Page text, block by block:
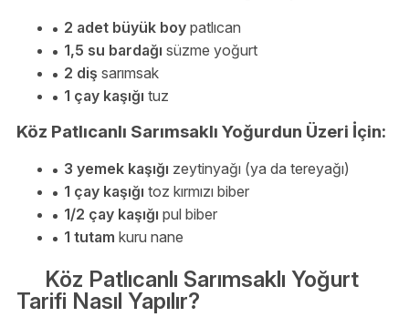
2 adet büyük boy patlıcan
1,5 su bardağı süzme yoğurt
2 diş sarımsak
1 çay kaşığı tuz
Köz Patlıcanlı Sarımsaklı Yoğurdun Üzeri İçin:
3 yemek kaşığı zeytinyağı (ya da tereyağı)
1 çay kaşığı toz kırmızı biber
1/2 çay kaşığı pul biber
1 tutam kuru nane
Köz Patlıcanlı Sarımsaklı Yoğurt
Tarifi Nasıl Yapılır?